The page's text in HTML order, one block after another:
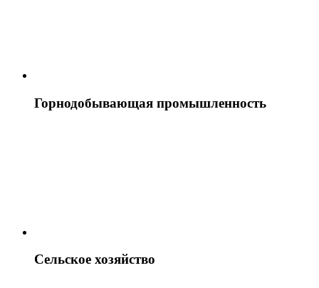
Горнодобывающая промышленность
Сельское хозяйство